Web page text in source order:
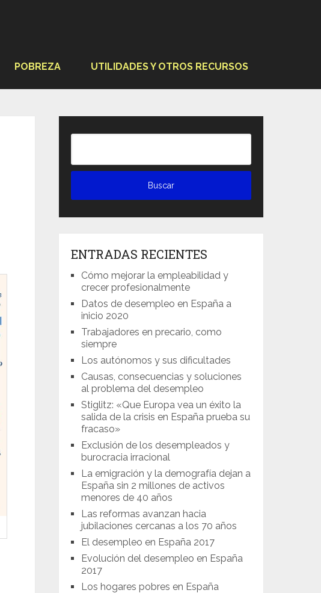
POBREZA UTILIDADES Y OTROS RECURSOS
ENTRADAS RECIENTES
Cómo mejorar la empleabilidad y
crecer profesionalmente
Datos de desempleo en España a
inicio 2020
Trabajadores en precario, como
siempre
Los autónomos y sus dificultades
Causas, consecuencias y soluciones
al problema del desempleo
Stiglitz: «Que Europa vea un éxito la
salida de la crisis en España prueba su
fracaso»
Exclusión de los desempleados y
burocracia irracional
La emigración y la demografía dejan a
España sin 2 millones de activos
menores de 40 años
Las reformas avanzan hacia
jubilaciones cercanas a los 70 años
El desempleo en España 2017
Evolución del desempleo en España
2017
Los hogares pobres en España